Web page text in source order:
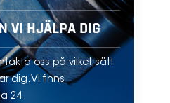
VI HJÄLPA DIG
oss på vilket sätt
dig. Vi finns
24